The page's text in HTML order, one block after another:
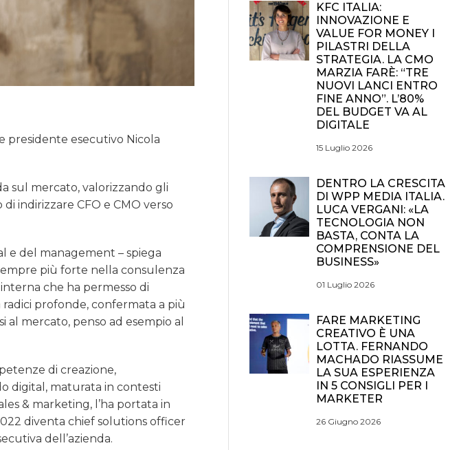
presidente esecutivo Nicola
sul mercato, valorizzando gli
indirizzare CFO e CMO verso
e del management – spiega
più forte nella consulenza
che ha permesso di
profonde, confermata a più
mercato, penso ad esempio al
di creazione,
digital, maturata in contesti
& marketing, l’ha portata in
diventa chief solutions officer
dell’azienda.
KFC ITALIA:
INNOVAZIONE E
VALUE FOR MONEY I
PILASTRI DELLA
STRATEGIA. LA CMO
MARZIA FARÈ: “TRE
NUOVI LANCI ENTRO
FINE ANNO”. L’80%
DEL BUDGET VA AL
DIGITALE
15 Luglio 2026
DENTRO LA CRESCITA
DI WPP MEDIA ITALIA.
LUCA VERGANI: «LA
TECNOLOGIA NON
BASTA, CONTA LA
COMPRENSIONE DEL
BUSINESS»
01 Luglio 2026
FARE MARKETING
CREATIVO È UNA
LOTTA. FERNANDO
MACHADO RIASSUME
LA SUA ESPERIENZA
IN 5 CONSIGLI PER I
MARKETER
26 Giugno 2026